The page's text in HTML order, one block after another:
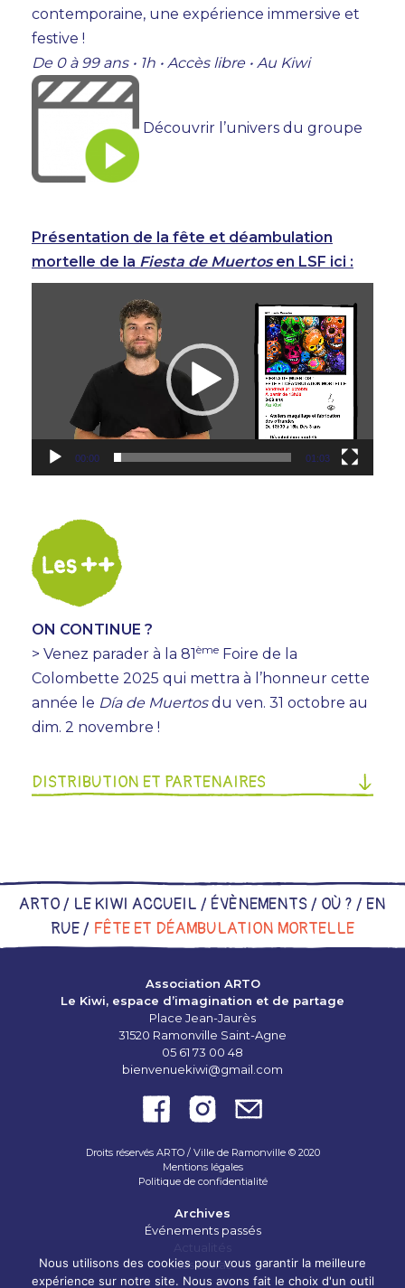
LE PROJET D’ARTO
contemporaine, une expérience immersive et
festive !
De 0 à 99 ans • 1h • Accès libre • Au Kiwi
Découvrir l’univers du groupe
Présentation de la fête et déambulation
mortelle de la Fiesta de Muertosen LSF ici :
00:00 01:03
ON CONTINUE ?
> Venez parader à la 81ème Foire de la
Colombette 2025 qui mettra à l’honneur cette
année le Día de Muertosdu ven. 31 octobre au
dim. 2 novembre !
DISTRIBUTION ET PARTENAIRES
ARTO / LE KIWI ACCUEIL / ÉVÈNEMENTS / OÙ ? / EN
RUE/ FÊTE ET DÉAMBULATION MORTELLE
Association ARTO
Le Kiwi, espace d’imagination et de partage
Place Jean-Jaurès
31520 Ramonville Saint-Agne
05 61 73 00 48
bienvenuekiwi@gmail.com
Droits réservés ARTO / Ville de Ramonville © 2020
Mentions légales
Politique de confidentialité
Archives
Événements passés
Les Extras
Nous utilisons des cookies pour vous garantir la meilleure
expérience sur notre site. Nous avons fait le choix d'un outil